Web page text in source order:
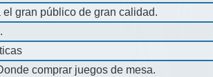
gran público de gran calidad.
comprar juegos de mesa.